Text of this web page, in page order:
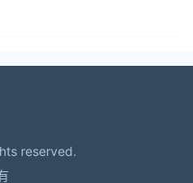
reserved.